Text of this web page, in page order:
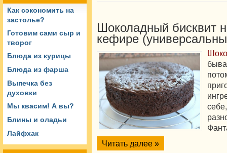
Как сэкономить на
застолье?
Готовим сами сыр и
творог
Блюда из курицы
Блюда из фарша
Выпечка без
духовки
Мы квасим! А вы?
Блины и оладьи
Лайфхак
Шоколадный бисквит
кефире
Читать далее »